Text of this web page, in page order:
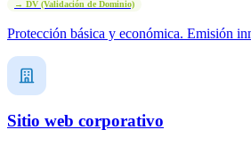
→ DV (Validación de Dominio)
Protección básica y económica. Emisión
Sitio web corporativo